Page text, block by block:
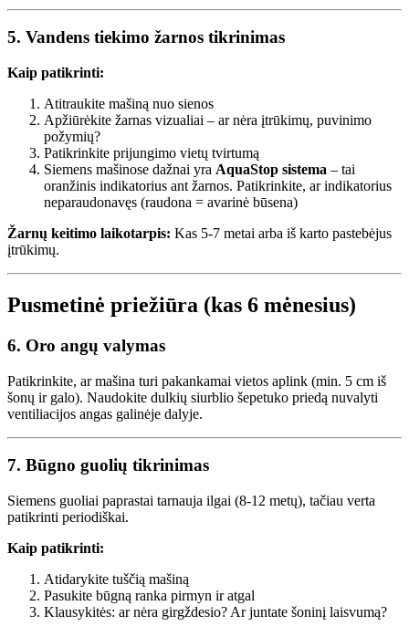
5. Vandens tiekimo žarnos tikrinimas
Kaip patikrinti:
Atitraukite mašiną nuo sienos
Apžiūrėkite žarnas vizualiai – ar nėra įtrūkimų, puvinimo
požymių?
Patikrinkite prijungimo vietų tvirtumą
Siemens mašinose dažnai yra AquaStop sistema – tai
oranžinis indikatorius ant žarnos. Patikrinkite, ar indikatorius
neparaudonavęs (raudona = avarinė būsena)
Žarnų keitimo laikotarpis: Kas 5-7 metai arba iš karto pastebėjus
įtrūkimų.
Pusmetinė priežiūra (kas 6 mėnesius)
6. Oro angų valymas
Patikrinkite, ar mašina turi pakankamai vietos aplink (min. 5 cm iš
šonų ir galo). Naudokite dulkių siurblio šepetuko priedą nuvalyti
ventiliacijos angas galinėje dalyje.
7. Būgno guolių tikrinimas
Siemens guoliai paprastai tarnauja ilgai (8-12 metų), tačiau verta
patikrinti periodiškai.
Kaip patikrinti:
Atidarykite tuščią mašiną
Pasukite būgną ranka pirmyn ir atgal
Klausykitės: ar nėra girgždesio? Ar juntate šoninį laisvumą?